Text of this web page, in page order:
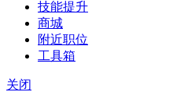
技能提升
商城
附近职位
工具箱
关闭